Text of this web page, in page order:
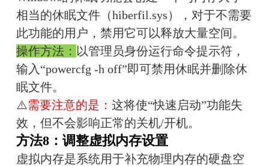
相当的休眠文件（hiberfil.sys），对于不需要
此功能的用户，禁用它可以释放大量空间。
操作方法： 以管理员身份运行命令提示符，
输入“powercfg -h off”即可禁用休眠并删除休
眠文件。
⚠️需要注意的是： 这将使“快速启动”功能失
效，但不会影响正常的关机/开机。
方法8：调整虚拟内存设置
虚拟内存是系统用于补充物理内存的硬盘空